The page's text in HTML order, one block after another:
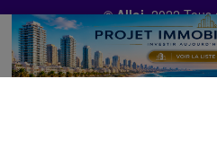
© Alloj.2022 Tous